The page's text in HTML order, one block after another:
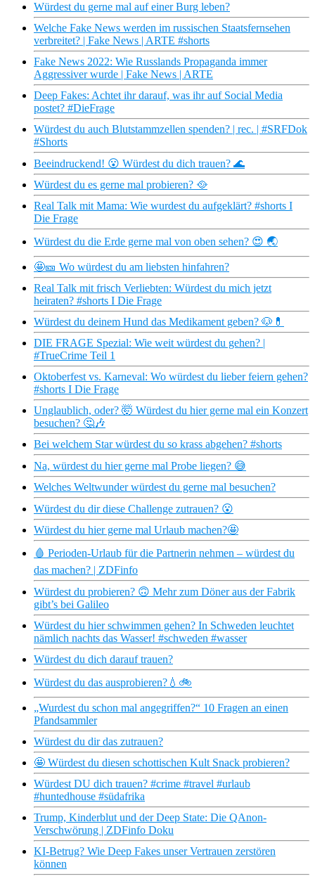
Würdest du gerne mal auf einer Burg leben?
Welche Fake News werden im russischen Staatsfernsehen
verbreitet? | Fake News | ARTE #shorts
Fake News 2022: Wie Russlands Propaganda immer
Aggressiver wurde | Fake News | ARTE
Deep Fakes: Achtet ihr darauf, was ihr auf Social Media
postet? #DieFrage
Würdest du auch Blutstammzellen spenden? | rec. | #SRFDok
#Shorts
Beeindruckend! 😮 Würdest du dich trauen? 🌊
Würdest du es gerne mal probieren? 🥘
Real Talk mit Mama: Wie wurdest du aufgeklärt? #shorts I
Die Frage
Würdest du die Erde gerne mal von oben sehen? 😍 🌏
🤩🎫 Wo würdest du am liebsten hinfahren?
Real Talk mit frisch Verliebten: Würdest du mich jetzt
heiraten? #shorts I Die Frage
Würdest du deinem Hund das Medikament geben? 🐶💊
DIE FRAGE Spezial: Wie weit würdest du gehen? |
#TrueCrime Teil 1
Oktoberfest vs. Karneval: Wo würdest du lieber feiern gehen?
#shorts I Die Frage
Unglaublich, oder? 🤯 Würdest du hier gerne mal ein Konzert
besuchen? 🤔🎶
Bei welchem Star würdest du so krass abgehen? #shorts
Na, würdest du hier gerne mal Probe liegen? 😅
Welches Weltwunder würdest du gerne mal besuchen?
Würdest du dir diese Challenge zutrauen? 😮
Würdest du hier gerne mal Urlaub machen?🤩
🩸 Perioden-Urlaub für die Partnerin nehmen – würdest du
das machen? | ZDFinfo
Würdest du probieren? 🙃 Mehr zum Döner aus der Fabrik
gibt’s bei Galileo
Würdest du hier schwimmen gehen? In Schweden leuchtet
nämlich nachts das Wasser! #schweden #wasser
Würdest du dich darauf trauen?
Würdest du das ausprobieren?💧🚲
„Wurdest du schon mal angegriffen?“ 10 Fragen an einen
Pfandsammler
Würdest du dir das zutrauen?
🤩 Würdest du diesen schottischen Kult Snack probieren?
Würdest DU dich trauen? #crime #travel #urlaub
#huntedhouse #südafrika
Trump, Kinderblut und der Deep State: Die QAnon-
Verschwörung | ZDFinfo Doku
KI-Betrug? Wie Deep Fakes unser Vertrauen zerstören
können